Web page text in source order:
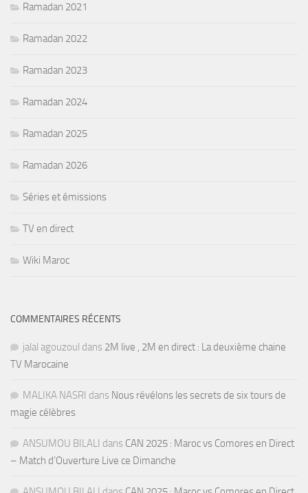
Ramadan 2021
Ramadan 2022
Ramadan 2023
Ramadan 2024
Ramadan 2025
Ramadan 2026
Séries et émissions
TV en direct
Wiki Maroc
COMMENTAIRES RÉCENTS
jalal agouzoul dans 2M live , 2M en direct : La deuxième chaine
TV Marocaine
MALIKA NASRI dans Nous révélons les secrets de six tours de
magie célèbres
ANSUMOU BILALI dans CAN 2025 : Maroc vs Comores en Direct
– Match d’Ouverture Live ce Dimanche